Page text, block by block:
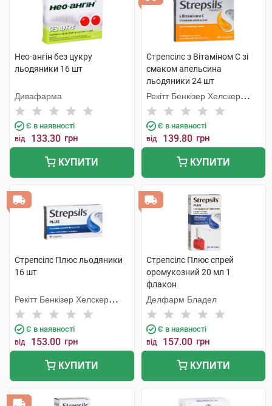
Нео-ангін без цукру
льодяники 16 шт
Дивафарма
Є в наявності
від 133.30 грн
КУПИТИ
Стрепсілс з Вітаміном C зі
смаком апельсина
льодяники 24 шт
Рекітт Бенкізер Хелскер
Інтернешнл
Є в наявності
від 139.80 грн
КУПИТИ
Стрепсілс Плюс льодяники
16 шт
Рекітт Бенкізер Хелскер
Інтернешнл
Є в наявності
від 153.00 грн
КУПИТИ
Стрепсілс Плюс спрей
оромукозний 20 мл 1
флакон
Делфарм Бладел
Є в наявності
від 157.00 грн
КУПИТИ